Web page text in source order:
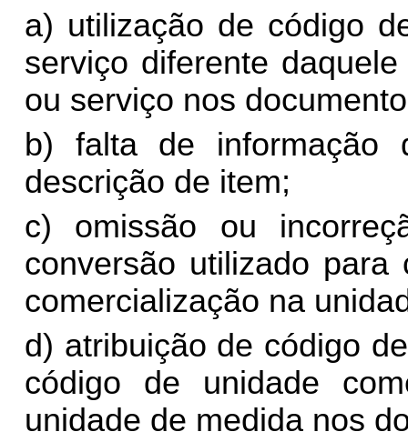
a) utilização de código
serviço diferente
ou serviço nos
b) falta de informação
descrição de item;
c) omissão ou
conversão utilizado
comercialização na
d) atribuição de código
código de unidade
unidade de medida nos